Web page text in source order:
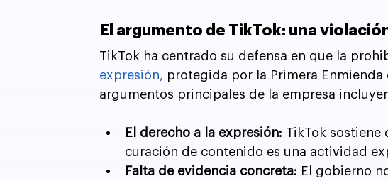
El argumento de TikTok: una
TikTok ha centrado su defensa en que la
expresión, protegida por la Primera Enmienda
argumentos principales de la empresa
El derecho a la expresión: TikTok sostiene
curación de contenido es una actividad
Falta de evidencia concreta: El gobierno